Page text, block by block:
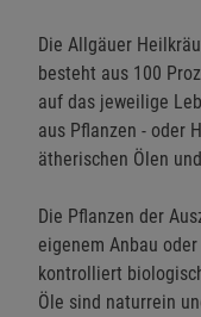
Die Allgäuer
besteht aus 100
auf das jeweilige
aus Pflanzen - oder
ätherischen Ölen
Die Pflanzen der
eigenem Anbau
kontrolliert
Öle sind naturrein